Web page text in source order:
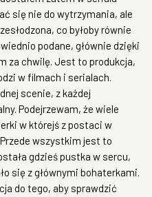
się nie do wytrzymania, ale
co byłoby równie
podane, głównie dzięki
za chwilę. Jest to produkcja,
w filmach i serialach.
scenie, z każdej
Podejrzewam, że wiele
w którejś z postaci w
wszystkim jest to
gdzieś pustka w sercu,
się z głównymi bohaterkami.
do tego, aby sprawdzić